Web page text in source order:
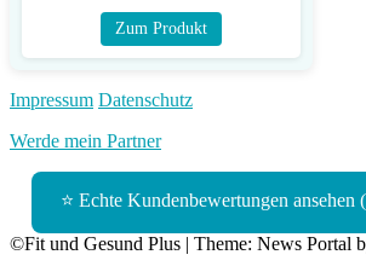
Zum Produkt
Impressum Datenschutz
Werde mein Partner
⭐ Echte Kundenbewertungen
©Fit und Gesund Plus | Theme: News Portal